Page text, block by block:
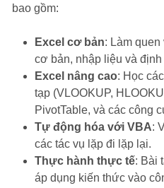
bao gồm:
Excel cơ bản: Làm
cơ bản, nhập liệu và
Excel nâng cao: Học
tạp (VLOOKUP,
PivotTable, và các công
Tự động hóa với VBA:
các tác vụ lặp đi lặp lại.
Thực hành thực tế: Bài
áp dụng kiến thức vào